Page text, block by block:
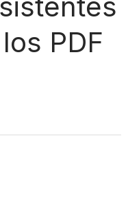
PDF